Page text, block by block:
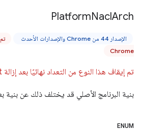
PlatformNaclArch
الإصدار 44 من Chrome والإصدارات الأحدث
Chrome
تم إيقاف هذا النوع من التعداد نهائيًا بعد إزالة Native Client بالكامل.
بنية البرنامج الأصلي قد يختلف ذلك عن بنية
ENUM